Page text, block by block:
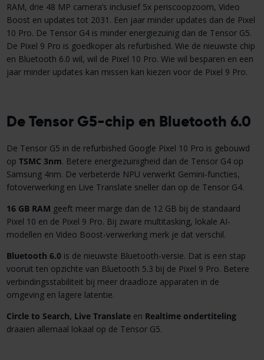
RAM, drie 48 MP camera’s inclusief 5x periscoopzoom, Video
Boost en updates tot 2031. Een jaar minder updates dan de Pixel
10 Pro. De Tensor G4 is minder energiezuinig dan de Tensor G5.
De Pixel 9 Pro is goedkoper als refurbished. Wie de nieuwste chip
en Bluetooth 6.0 wil, wil de Pixel 10 Pro. Wie wil besparen en een
jaar minder updates kan missen kan kiezen voor de Pixel 9 Pro.
De Tensor G5-chip en Bluetooth 6.0
De Tensor G5 in de refurbished Google Pixel 10 Pro is gebouwd
op TSMC 3nm. Betere energiezuinigheid dan de Tensor G4 op
Samsung 4nm. De verbeterde NPU verwerkt Gemini-functies,
fotoverwerking en Live Translate sneller dan op de Tensor G4.
16 GB RAM geeft meer marge dan de 12 GB bij de standaard
Pixel 10 en de Pixel 9 Pro. Bij zware multitasking, lokale AI-
modellen en Video Boost-verwerking merk je dat verschil.
Bluetooth 6.0is de nieuwste Bluetooth-versie. Dat is een stap
vooruit ten opzichte van Bluetooth 5.3 bij de Pixel 9 Pro. Betere
verbindingsstabiliteit bij meer draadloze apparaten in de
omgeving en lagere latentie.
Circle to Search, Live Translateen Realtime ondertiteling
draaien allemaal lokaal op de Tensor G5.